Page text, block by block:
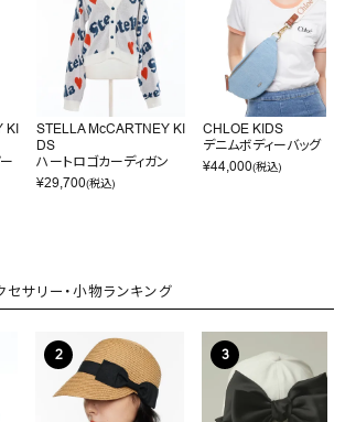
KI
STELLA McCARTNEY KI
DS
ハートロゴカーディガン
¥29,700(税込)
CHLOE KIDS
デニムボディーバッグ
¥44,000(税込)
セサリー・小物ランキング